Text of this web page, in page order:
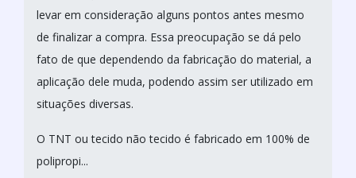
levar em consideração alguns pontos antes mesmo
de finalizar a compra. Essa preocupação se dá pelo
fato de que dependendo da fabricação do material, a
aplicação dele muda, podendo assim ser utilizado em
situações diversas.
O TNT ou tecido não tecido é fabricado em 100% de
polipropi...